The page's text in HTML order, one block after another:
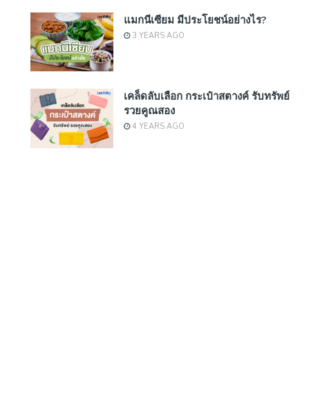
แมกนีเซียม มีประโยชน์อย่างไร?
3 YEARS AGO
เคล็ดลับเลือก กระเป๋าสตางค์ รับทรัพย์
รวยคูณสอง
4 YEARS AGO